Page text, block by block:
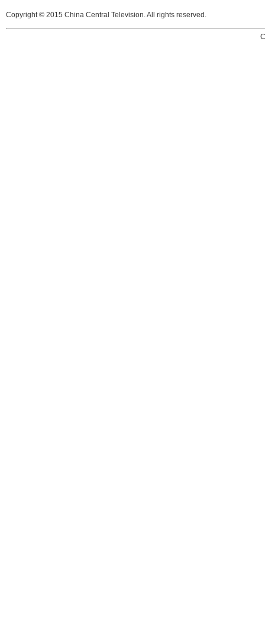
Copyright © 2015 China Central Television. All rights reserved.